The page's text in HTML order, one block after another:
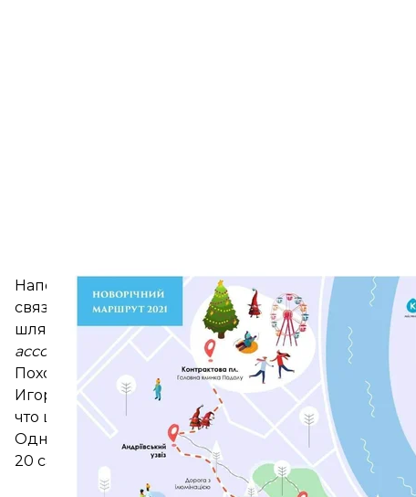
Напомним, в этом году возник скандал вокруг
связей Православной церкви Украины Евстратий
шляпой. По мнению Зари, общая концепция
ассоциаций с Рождеством Христовым».
Похожее мнение высказал и представитель ПЦУ
Игорь Добруцкий, руководитель проекта Folk
что шляпа на елке
«символизирует сказку и
Однако позже из-за критики организаторы
20 сантиметров. Оно сделано из алюминия, весит